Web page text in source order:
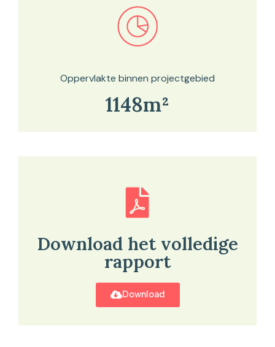
Bekijk in onze kaartviewer
Oppervlakte binnen projectgebied
1148m²
Download het volledige
rapport
Download